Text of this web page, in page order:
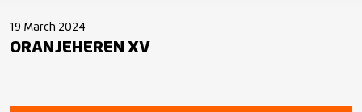
19 March 2024
ORANJEHEREN XV